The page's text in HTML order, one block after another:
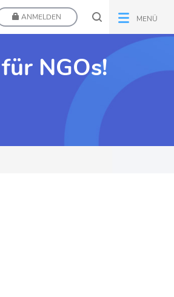
ANMELDEN MENÜ
NGOs!